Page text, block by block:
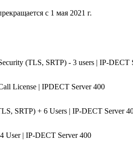
с 1 мая 2021 г.
(TLS, SRTP) - 3 users | IP-DECT
License | IPDECT Server 400
SRTP) + 6 Users | IP-DECT Server
User | IP-DECT Server 400